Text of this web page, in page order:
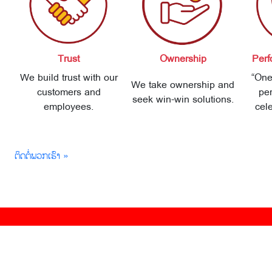
Trust Ownership
We build trust with our
customers and
employees.
We take ownership and
seek win-win solutions.
ຕິດຕໍ່ພວກເຮົາ »